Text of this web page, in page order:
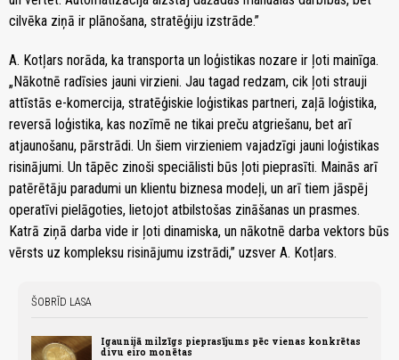
cilvēka ziņā ir plānošana, stratēģiju izstrāde.”
A. Kotļars norāda, ka transporta un loģistikas nozare ir ļoti mainīga.
„Nākotnē radīsies jauni virzieni. Jau tagad redzam, cik ļoti strauji
attīstās e-komercija, stratēģiskie loģistikas partneri, zaļā loģistika,
reversā loģistika, kas nozīmē ne tikai preču atgriešanu, bet arī
atjaunošanu, pārstrādi. Un šiem virzieniem vajadzīgi jauni loģistikas
risinājumi. Un tāpēc zinoši speciālisti būs ļoti pieprasīti. Mainās arī
patērētāju paradumi un klientu biznesa modeļi, un arī tiem jāspēj
operatīvi pielāgoties, lietojot atbilstošas zināšanas un prasmes.
Katrā ziņā darba vide ir ļoti dinamiska, un nākotnē darba vektors būs
vērsts uz kompleksu risinājumu izstrādi,” uzsver A. Kotļars.
ŠOBRĪD LASA
Igaunijā milzīgs pieprasījums pēc vienas konkrētas
divu eiro monētas